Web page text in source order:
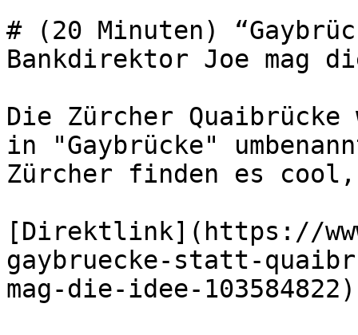
# (20 Minuten)
Bankdirektor Joe mag
Die Zürcher
in "Gaybrücke"
Zürcher finden es cool,
[Direktlink](https://
gaybruecke-statt-
mag-die-idee-103584822)